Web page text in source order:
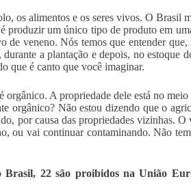
os alimentos e os seres vivos. O Brasil
produzir um único tipo de produto em
veneno. Nós temos que entender que,
a plantação e depois, no estoque
que é canto que você imaginar.
A propriedade dele está no meio
orgânico? Não estou dizendo que o
por causa das propriedades vizinhas.
ou vai continuar contaminando. Não
Brasil, 22 são proibidos na União